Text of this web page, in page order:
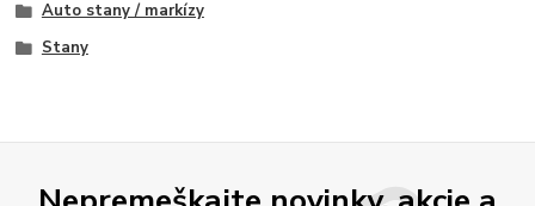
Auto stany / markízy
Stany